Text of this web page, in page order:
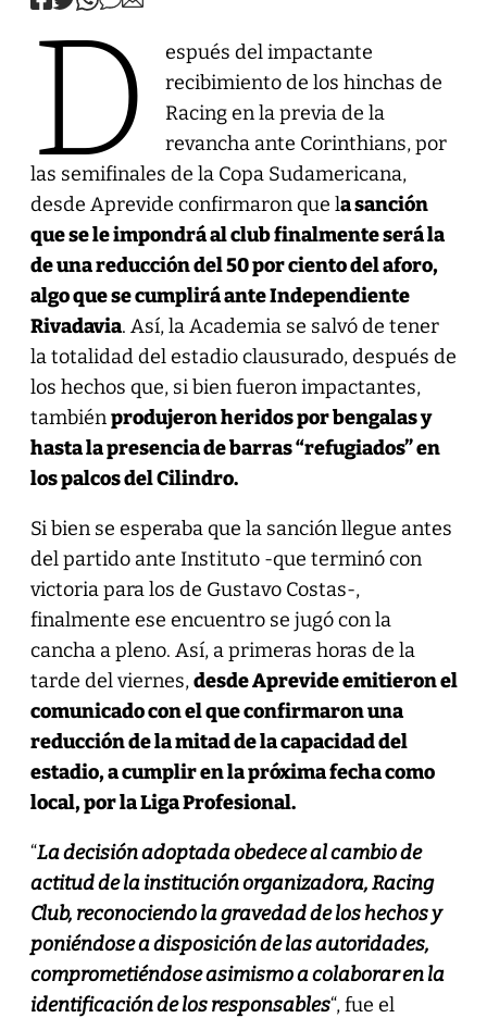
D
espués del impactante
recibimiento de los hinchas de
Racing en la previa de la
revancha ante Corinthians, por
las semifinales de la Copa Sudamericana,
desde Aprevide confirmaron que la sanción
que se le impondrá al club finalmente será la
de una reducción del 50 por ciento del aforo,
algo que se cumplirá ante Independiente
Rivadavia. Así, la Academia se salvó de tener
la totalidad del estadio clausurado, después de
los hechos que, si bien fueron impactantes,
tambiénprodujeron heridos por bengalas y
hasta la presencia de barras “refugiados” en
los palcos del Cilindro.
Si bien se esperaba que la sanción llegue antes
del partido ante Instituto -que terminó con
victoria para los de Gustavo Costas-,
finalmente ese encuentro se jugó con la
cancha a pleno. Así, a primeras horas de la
tarde del viernes,desde Aprevide emitieron el
comunicado con el que confirmaron una
reducción de la mitad de la capacidad del
estadio, a cumplir en la próxima fecha como
local, por la Liga Profesional.
“La decisión adoptada obedece al cambio de
actitud de la institución organizadora, Racing
Club, reconociendo la gravedad de los hechos y
poniéndose a disposición de las autoridades,
comprometiéndose asimismo a colaborar en la
identificación de los responsables“, fue el